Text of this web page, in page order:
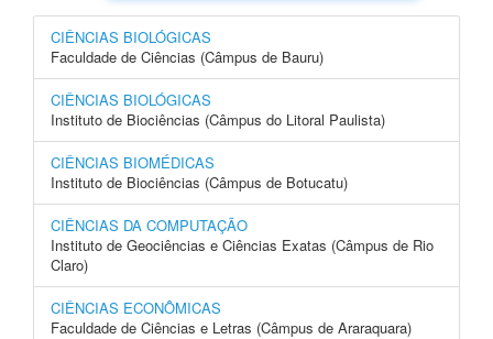
CIÊNCIAS BIOLÓGICAS
Faculdade de Ciências (Câmpus de Bauru)
CIÊNCIAS BIOLÓGICAS
Instituto de Biociências (Câmpus do Litoral Paulista)
CIÊNCIAS BIOMÉDICAS
Instituto de Biociências (Câmpus de Botucatu)
CIÊNCIAS DA COMPUTAÇÃO
Instituto de Geociências e Ciências Exatas (Câmpus de Rio
Claro)
CIÊNCIAS ECONÔMICAS
Faculdade de Ciências e Letras (Câmpus de Araraquara)